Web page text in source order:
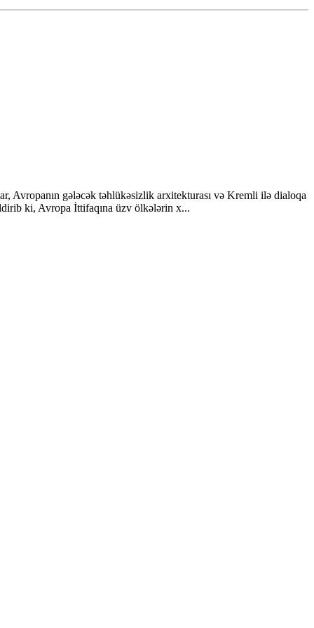
Avropanın gələcək təhlükəsizlik arxitekturası və Kremli ilə dialoqa
ki, Avropa İttifaqına üzv ölkələrin x...